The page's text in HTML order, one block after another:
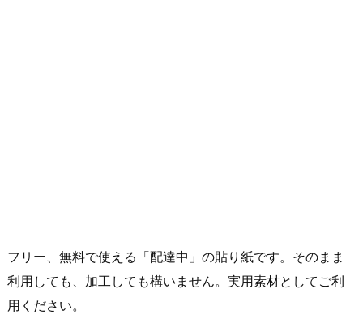
フリー、無料で使える「配達中」の貼り紙です。そのまま
利用しても、加工しても構いません。実用素材としてご利
用ください。